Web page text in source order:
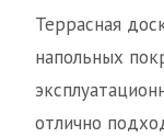
Террасная
напольных
отлично